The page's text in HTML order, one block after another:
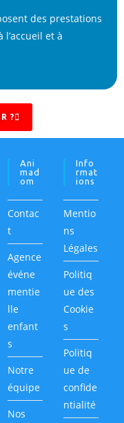
des prestations
et à
?
Ani
Mad
Om
Contac
t
Agence
événe
mentie
lle
enfant
s
Notre
équipe
Nos
Info
Rmat
Ions
Mentio
ns
Légales
Politiq
ue des
Cookie
s
Politiq
ue de
confide
ntialité